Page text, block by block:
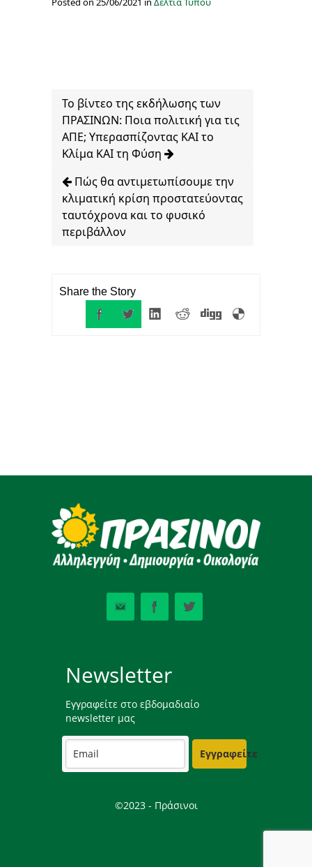
Το βίντεο της εκδήλωσης των
ΠΡΑΣΙΝΩΝ: Ποια πολιτική για τις
ΑΠΕ; Υπερασπίζοντας ΚΑΙ το
Κλίμα ΚΑΙ τη Φύση
Πώς θα αντιμετωπίσουμε την
κλιματική κρίση προστατεύοντας
ταυτόχρονα και το φυσικό
περιβάλλον
Share the Story
Newsletter
Εγγραφείτε στο εβδομαδιαίο
newsletter μας
Εγγραφείτε
©2023 - Πράσινοι